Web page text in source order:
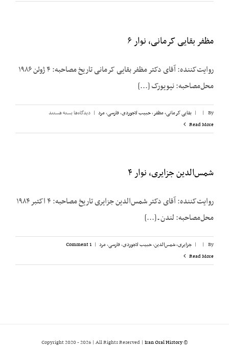
مظفر بقایی کرمانی، نوار ۶
روایت‌کننده: آقای دکتر مظفر بقایی کرمانی تاریخ مصاحبه: ۴ ژوئن ۱۹۸۶
محل‌مصاحبه: نیویورک [...]
By
|
| بقایی کرمانی، مظفر,حبیب لاجوردی,فارسی,مرد | دیدگاه‌هابرای
بقایی
بسته هستند
Read More
شمس‌الدین جزایری، نوار ۴
روایت‌کننده: آقای دکتر شمس‌الدین جزایری تاریخ مصاحبه: ۴ اکتبر ۱۹۸۴
محل‌مصاحبه: لندن ـ [...]
By
|
| جزایری، شمس‌الدین,حبیب لاجوردی,فارسی,مرد |
1 Comment
Read More
© Copyright 2020 -
2026 | All Rights Reserved | Iran Oral History